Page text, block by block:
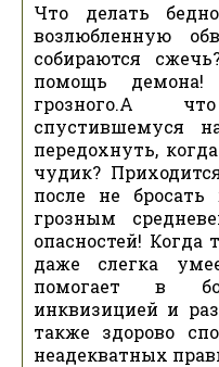
Что делать
возлюбленную
собираются
помощь
грозного.А
спустившемуся
передохнуть,
чудик?
после не
грозным
опасностей!
даже слегка
помогает в
инквизицией и
также здорово
неадекватных